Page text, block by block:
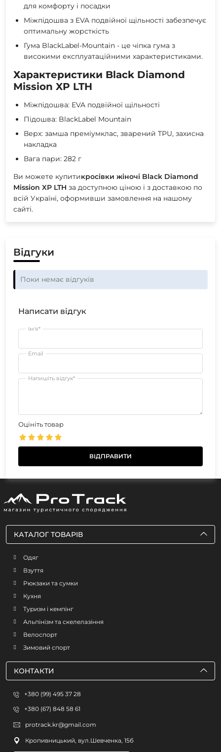
для комфорту і посадки
Міжпідошва з EVA подвійної щільності забезпечує
оптимальну жорсткість
Гума BlackLabel-Mountain - це чіпка гума з
високими експлуатаційними характеристиками.
Характеристики Black Diamond
Mission XP LTH
Міжпідошва: EVA подвійної щільності
Підошва: BlackLabel Mountain
Верх: замша преміумклас, зварений TPU, захисна
накладка
Вага пари: 282 г
Ви можете купитикросівки жіночі Black Diamond
Mission XP LTH за доступною ціною і з доставкою по
всій Україні, оформивши замовлення на нашому
сайті.
Відгуки
Поки немає відгуків
Написати відгук
Ім'я*
Email
Напишіть відгук*
Оцініть товар
КАТАЛОГ ТОВАРІВ
Одяг
Взуття
Рюкзаки та сумки
Кухня
Туризм і кемпінг
Альпінізм та скелелазіння
Велоспорт
Зимовий спорт
КОНТАКТИ
+380 (99) 495 37 28
+380 (67) 848 58 61
protrack.kr@gmail.com
Кропивницький, вул.Шевченка, 15б